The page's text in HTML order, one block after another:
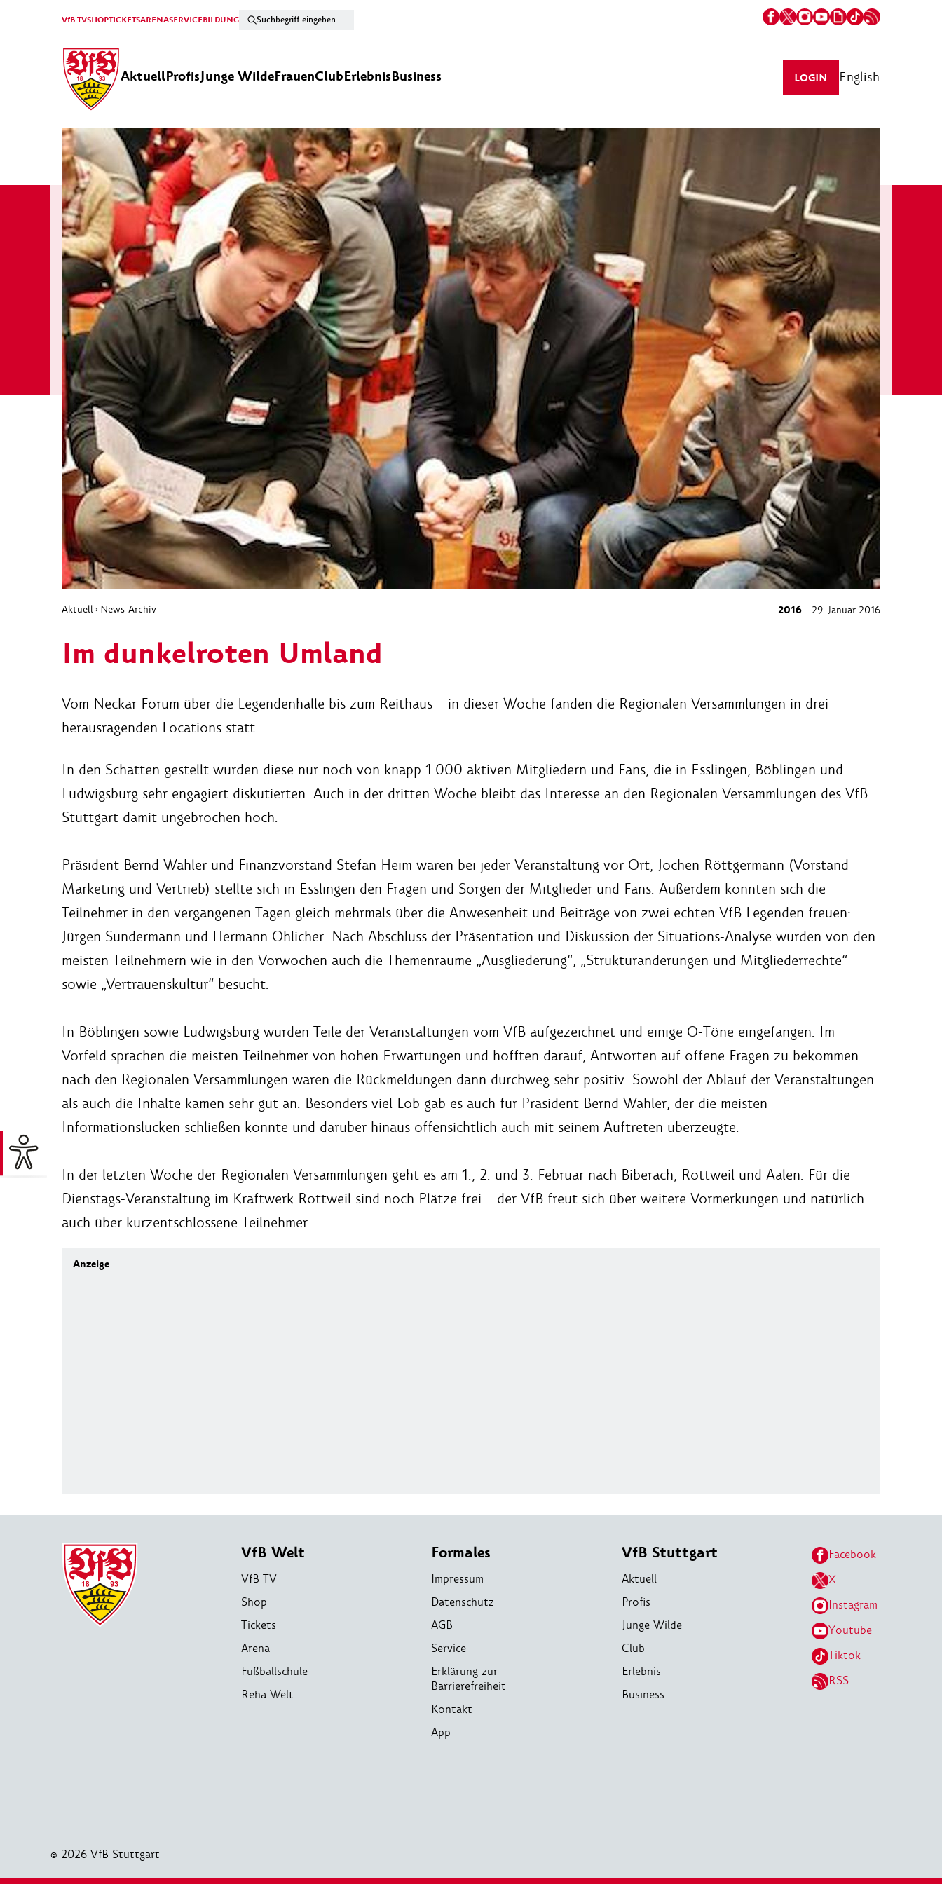
VfB TVSHOPTICKETSARENASERVICEBILDUNG
AktuellProfisJunge WildeFrauenClubErlebnisBusiness LOGIN English
Aktuell › News-Archiv 2016 29. Januar 2016
Im dunkelroten Umland
Vom Neckar Forum über die Legendenhalle bis zum Reithaus – in dieser Woche fanden die Regionalen Versammlungen in drei
herausragenden Locations statt.
In den Schatten gestellt wurden diese nur noch von knapp 1.000 aktiven Mitgliedern und Fans, die in Esslingen, Böblingen und
Ludwigsburg sehr engagiert diskutierten. Auch in der dritten Woche bleibt das Interesse an den Regionalen Versammlungen des VfB
Stuttgart damit ungebrochen hoch.
Präsident Bernd Wahler und Finanzvorstand Stefan Heim waren bei jeder Veranstaltung vor Ort, Jochen Röttgermann (Vorstand
Marketing und Vertrieb) stellte sich in Esslingen den Fragen und Sorgen der Mitglieder und Fans. Außerdem konnten sich die
Teilnehmer in den vergangenen Tagen gleich mehrmals über die Anwesenheit und Beiträge von zwei echten VfB Legenden freuen:
Jürgen Sundermann und Hermann Ohlicher. Nach Abschluss der Präsentation und Diskussion der Situations-Analyse wurden von den
meisten Teilnehmern wie in den Vorwochen auch die Themenräume „Ausgliederung“, „Strukturänderungen und Mitgliederrechte“
sowie „Vertrauenskultur“ besucht.
In Böblingen sowie Ludwigsburg wurden Teile der Veranstaltungen vom VfB aufgezeichnet und einige O-Töne eingefangen. Im
Vorfeld sprachen die meisten Teilnehmer von hohen Erwartungen und hofften darauf, Antworten auf offene Fragen zu bekommen –
nach den Regionalen Versammlungen waren die Rückmeldungen dann durchweg sehr positiv. Sowohl der Ablauf der Veranstaltungen
als auch die Inhalte kamen sehr gut an. Besonders viel Lob gab es auch für Präsident Bernd Wahler, der die meisten
Informationslücken schließen konnte und darüber hinaus offensichtlich auch mit seinem Auftreten überzeugte.
In der letzten Woche der Regionalen Versammlungen geht es am 1., 2. und 3. Februar nach Biberach, Rottweil und Aalen. Für die
Dienstags-Veranstaltung im Kraftwerk Rottweil sind noch Plätze frei – der VfB freut sich über weitere Vormerkungen und natürlich
auch über kurzentschlossene Teilnehmer.
VfB Welt
VfB TV
Shop
Tickets
Arena
Fußballschule
Reha-Welt
Formales
Impressum
Datenschutz
AGB
Service
Erklärung zur
Barrierefreiheit
Kontakt
App
VfB Stuttgart
Aktuell
Profis
Junge Wilde
Club
Erlebnis
Business
Facebook
X
Instagram
Youtube
Tiktok
RSS
© 2026 VfB Stuttgart